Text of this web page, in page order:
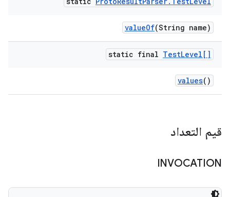
valueOf(String name)
static final TestLevel[]
values()
قيم التعداد
INVOCATION